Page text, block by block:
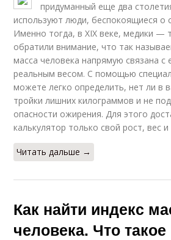
придуманный еще два
используют люди, беспокоящиеся о
Именно тогда, в XIX веке, медики —
обратили внимание, что так
масса человека напрямую связана с
реальным весом. С помощью
можете легко определить, нет ли в
тройки лишних килограммов и не
опасности ожирения. Для этого
калькулятор только свой рост, вес и
Читать дальше →
Как найти индекс
человека. Что